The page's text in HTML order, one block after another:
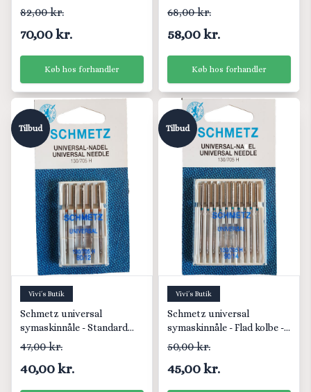
70/100
82,00 kr.
70,00 kr.
Køb hos forhandler
68,00 kr.
58,00 kr.
Køb hos forhandler
Tilbud
Vivi´s Butik
Schmetz universal
symaskinnåle - Standard
Flad kolbe
47,00 kr.
40,00 kr.
Tilbud
Vivi´s Butik
Schmetz universal
symaskinnåle - Flad kolbe -
90/14
50,00 kr.
45,00 kr.